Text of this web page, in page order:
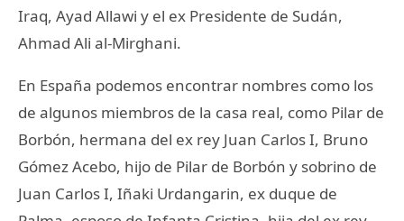
Iraq, Ayad Allawi y el ex Presidente de Sudán,
Ahmad Ali al-Mirghani.
En España podemos encontrar nombres como los
de algunos miembros de la casa real, como Pilar de
Borbón, hermana del ex rey Juan Carlos I, Bruno
Gómez Acebo, hijo de Pilar de Borbón y sobrino de
Juan Carlos I, Iñaki Urdangarin, ex duque de